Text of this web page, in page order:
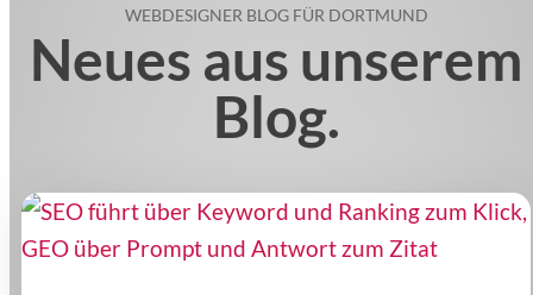
WEBDESIGNER BLOG FÜR DORTMUND
Neues aus unserem
Blog.